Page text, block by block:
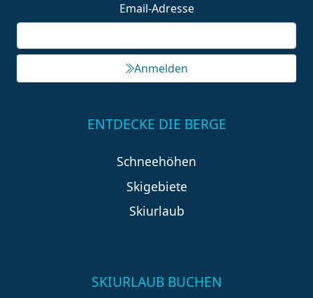
Email-Adresse
Anmelden
ENTDECKE DIE BERGE
Schneehöhen
Skigebiete
Skiurlaub
SKIURLAUB BUCHEN